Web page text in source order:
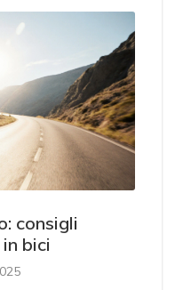
consigli
bici